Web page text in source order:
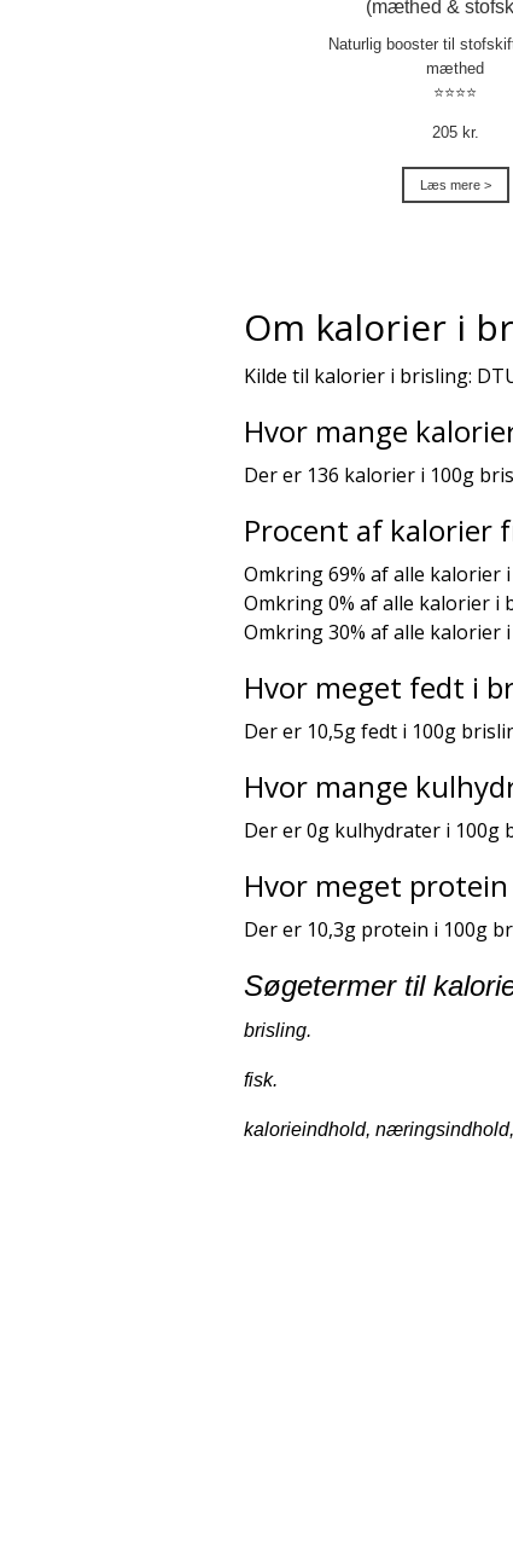
(mæthed &
Naturlig booster til
mæthed
⭐⭐⭐⭐
205 kr.
Læs mere >
Om kalorier i
Kilde til kalorier i brisling:
Hvor mange
Der er 136 kalorier i 100g
Procent af kalorier
Omkring 69% af alle kalorier
Omkring 0% af alle kalorier
Omkring 30% af alle
Hvor meget fedt i
Der er 10,5g fedt i 100g
Hvor mange
Der er 0g kulhydrater i 100g
Hvor meget
Der er 10,3g protein i 100g
Søgetermer til
brisling.
fisk.
kalorieindhold,